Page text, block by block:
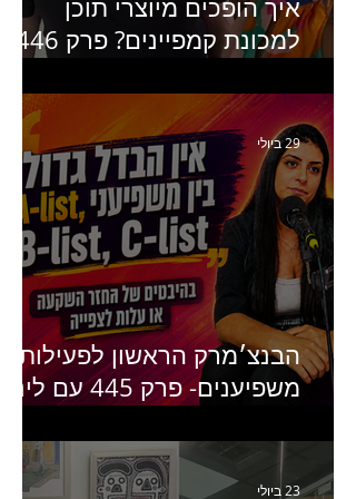
איך הופכים מיוצרי תוכן
למכונת קמפיינים? פרק 446
ומנהלת לשעבר של קהילת
היוצרים של טיקטוק
הבנצ׳מרק הראשון לפעילות
משפיענים- פרק 445 עם לינוי
Humanz ישראל
29 ביולי
23 ביולי